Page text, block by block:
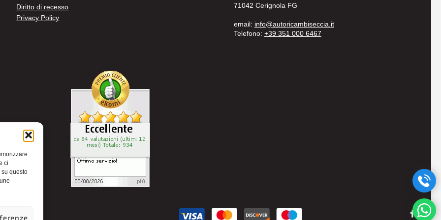
ci
questo
Diritto di recesso
Privacy Policy
71042 Cerignola FG
email: info@autoricambiseccia.it
Telefono: +39 351 000 6467